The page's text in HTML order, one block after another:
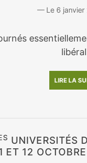
6 janvier
LIRE LA
UNIVERSITÉS
ET 12